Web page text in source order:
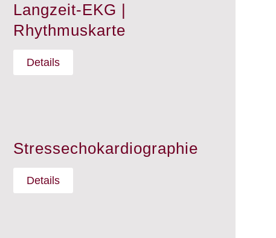
Langzeit-EKG |
Rhythmuskarte
Details
Stressechokardiographie
Details